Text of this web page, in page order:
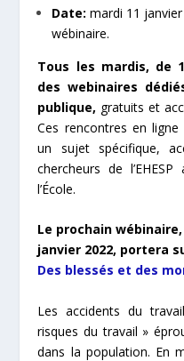
Date: mardi 11
wébinaire.
Tous les mardis, de
des webinaires
publique, gratuits et
Ces rencontres en
un sujet spécifique,
chercheurs de
l’École.
Le prochain
janvier 2022, portera
Des blessés et des
Les accidents du
risques du travail »
dans la population. En